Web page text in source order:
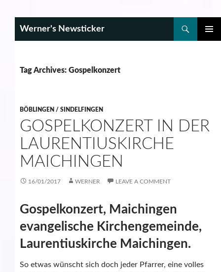
Werner's Newsticker
Tag Archives: Gospelkonzert
BÖBLINGEN / SINDELFINGEN
GOSPELKONZERT IN DER
LAURENTIUSKIRCHE
MAICHINGEN
16/01/2017 WERNER LEAVE A COMMENT
Gospelkonzert, Maichingen
evangelische Kirchengemeinde,
Laurentiuskirche Maichingen.
So etwas wünscht sich doch jeder Pfarrer, eine volles